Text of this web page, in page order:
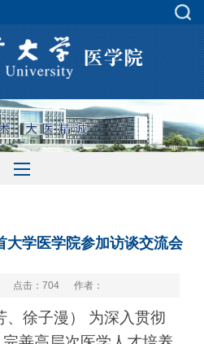
大学医学院参加访谈交流会
点击： 704 作者：
、徐子漫） 为深入贯彻